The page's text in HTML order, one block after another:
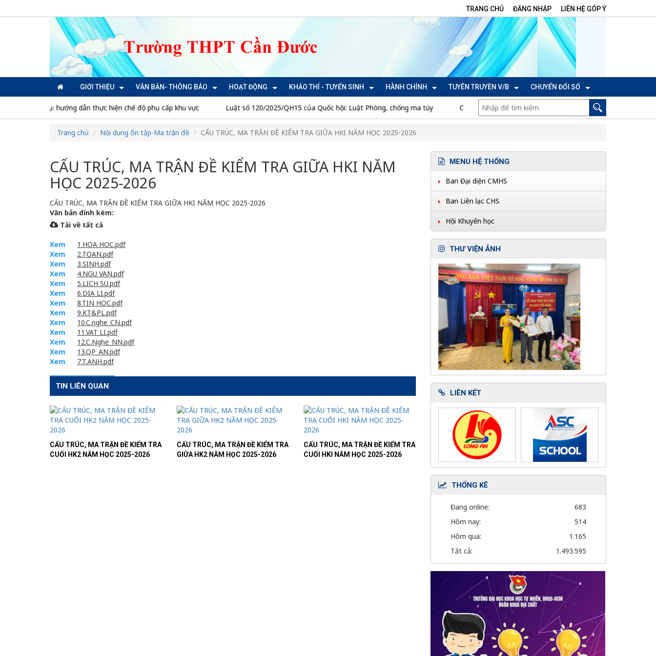
TRANG CHỦ ĐĂNG NHẬP LIÊN HỆ GÓP Ý
GIỚI THIỆU VĂN BẢN- THÔNG BÁO HOẠT ĐỘNG KHẢO THÍ - TUYỂN SINH HÀNH CHÍNH TUYÊN TRUYỀN V/B CHUYỂN ĐỔI SỐ
Bộ Nội vụ: hướng dẫn thực hiện chế độ phụ cấp khu vực Luật số 120/2025/QH15 của Quốc hội: Luật Phòng, chống ma túy CTr/TU ngày 06/7/2026 của Ban Thường vụ Tỉnh ủy thực hiện
Trang chủ Nội dung ôn tập-Ma trận đề CẤU TRÚC, MA TRẬN ĐỀ KIỂM TRA GIỮA HKI NĂM HỌC 2025-2026
CẤU TRÚC, MA TRẬN ĐỀ KIỂM TRA GIỮA HKI NĂM
HỌC 2025-2026
CẤU TRÚC, MA TRẬN ĐỀ KIỂM TRA GIỮA HKI NĂM HỌC 2025-2026
Văn bản đính kèm:
Tải về tất cả
Xem
1.HOA HOC.pdf
Xem
2.TOAN.pdf
Xem
3.SINH.pdf
Xem
4.NGU VAN.pdf
Xem
5.LICH SU.pdf
Xem
6.DIA LI.pdf
Xem
8.TIN HOC.pdf
Xem
9.KT&PL.pdf
Xem
10.C.nghe_CN.pdf
Xem
11.VAT LI.pdf
Xem
12.C.Nghe_NN.pdf
Xem
13.QP_AN.pdf
Xem
7.T.ANH.pdf
TIN LIÊN QUAN
CẤU TRÚC, MA TRẬN ĐỀ KIỂM TRA
CUỐI HK2 NĂM HỌC 2025-2026
CẤU TRÚC, MA TRẬN ĐỀ KIỂM TRA
GIỮA HK2 NĂM HỌC 2025-2026
CẤU TRÚC, MA TRẬN ĐỀ KIỂM TRA
CUỐI HKI NĂM HỌC 2025-2026
MENU HỆ THỐNG
Ban Đại diện CMHS
Ban Liên lạc CHS
Hội Khuyến học
THƯ VIỆN ẢNH
LIÊN KẾT
THỐNG KÊ
Đang online:
683
Hôm nay:
514
Hôm qua:
1.165
Tất cả:
1.493.595